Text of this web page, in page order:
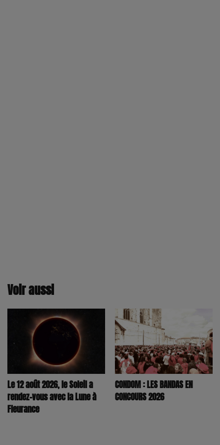
Voir aussi
Le 12 août 2026, le Soleil a
rendez-vous avec la Lune à
Fleurance
CONDOM : LES BANDAS EN
CONCOURS 2026